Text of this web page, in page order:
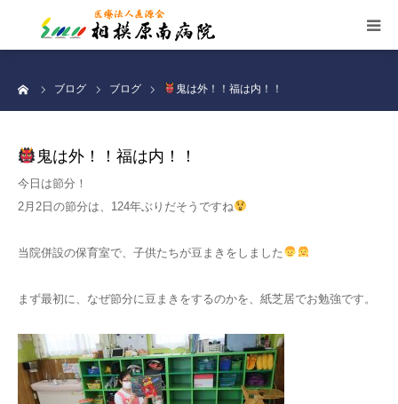
ブログ ブログ 鬼は外！！福は内！！
鬼は外！！福は内！！
今日は節分！
2月2日の節分は、124年ぶりだそうですね
当院併設の保育室で、子供たちが豆まきをしました
まず最初に、なぜ節分に豆まきをするのかを、紙芝居でお勉強です。
お知らせ
サイトマップ